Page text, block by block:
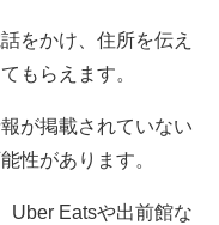
をかけ、住所を伝え
もらえます。
が掲載されていない
性があります。
Uber Eatsや出前館な